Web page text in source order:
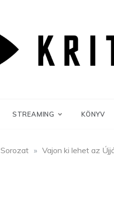
STREAMING KÖNYV
Sorozat » Vajon ki lehet az